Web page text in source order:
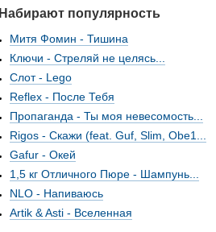
Набирают популярность
Митя Фомин - Тишина
Ключи - Стреляй не целясь...
Слот - Lego
Reflex - После Тебя
Пропаганда - Ты моя невесомость...
Rigos - Скажи (feat. Guf, Slim, Obe1...
Gafur - Окей
1,5 кг Отличного Пюре - Шампунь...
NLO - Напиваюсь
Artik & Asti - Вселенная